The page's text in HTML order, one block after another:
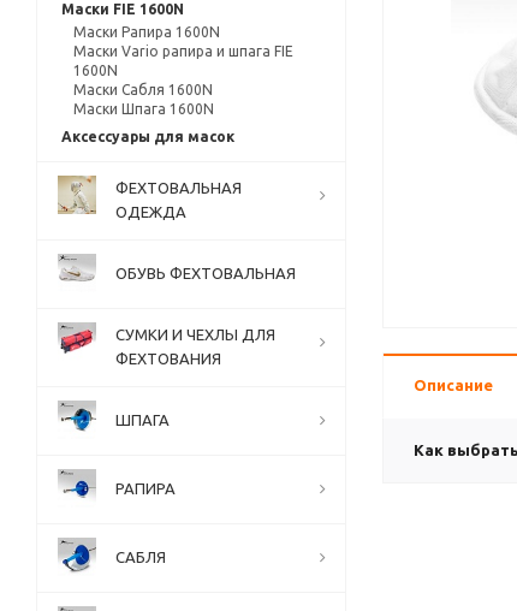
Описание
Как
Маски FIE 1600N
Маски Рапира 1600N
Маски Vario рапира и шпага FIE
1600N
Маски Сабля 1600N
Маски Шпага 1600N
Аксессуары для масок
ФЕХТОВАЛЬНАЯ
ОДЕЖДА
ОБУВЬ ФЕХТОВАЛЬНАЯ
СУМКИ И ЧЕХЛЫ ДЛЯ
ФЕХТОВАНИЯ
ШПАГА
РАПИРА
САБЛЯ